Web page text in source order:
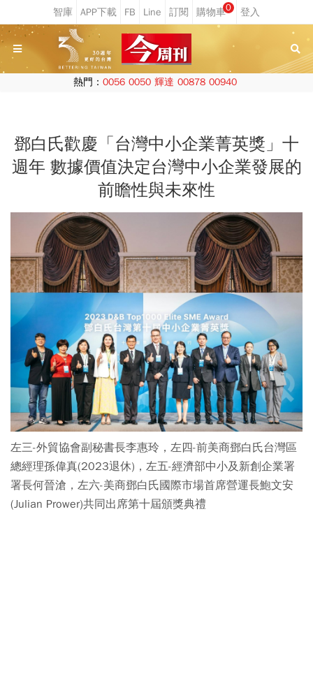
0
熱門： 0056 0050 輝達 00878 00940
鄧白氏歡慶「台灣中小企業菁英獎」十
週年 數據價值決定台灣中小企業發展的
前瞻性與未來性
左三-外貿協會副秘書長李惠玲，左四-前美商鄧白氏台灣區
總經理孫偉真(2023退休)，左五-經濟部中小及新創企業署
署長何晉滄，左六-美商鄧白氏國際市場首席營運長鮑文安
(Julian Prower)共同出席第十屆頒獎典禮